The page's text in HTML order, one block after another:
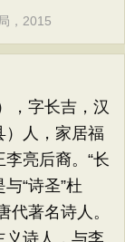
，2015
，字长吉，汉
）人，家居福
亮后裔。“长
“诗圣”杜
代著名诗人。
义诗人，与李